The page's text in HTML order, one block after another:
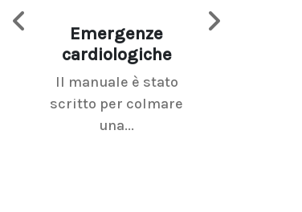
Emergenze
cardiologiche
Il manuale è stato
scritto per colmare
una...